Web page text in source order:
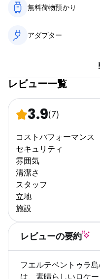
無料荷物預かり
アダプター
レビュー一覧
3.9(7)
コストパフォーマンス
セキュリティ
雰囲気
清潔さ
スタッフ
立地
施設
レビューの要約
フエルテベントゥラ
は、素晴らしいロケ